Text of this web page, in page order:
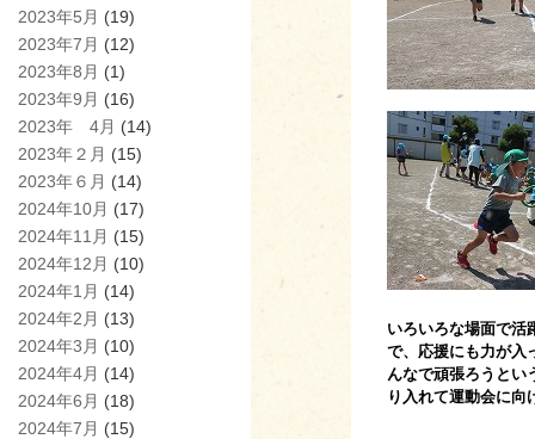
2023年5月 (19)
2023年7月 (12)
2023年8月 (1)
2023年9月 (16)
2023年 4月 (14)
2023年２月 (15)
2023年６月 (14)
2024年10月 (17)
2024年11月 (15)
2024年12月 (10)
2024年1月 (14)
2024年2月 (13)
2024年3月 (10)
2024年4月 (14)
2024年6月 (18)
2024年7月 (15)
いろいろな場面で活
で、応援にも力が入
んなで頑張ろうとい
り入れて運動会に向